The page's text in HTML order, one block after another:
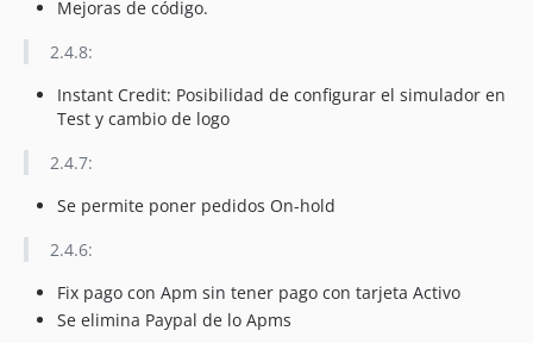
Mejoras de código.
2.4.8:
Instant Credit: Posibilidad de configurar el simulador en
Test y cambio de logo
2.4.7:
Se permite poner pedidos On-hold
2.4.6:
Fix pago con Apm sin tener pago con tarjeta Activo
Se elimina Paypal de lo Apms